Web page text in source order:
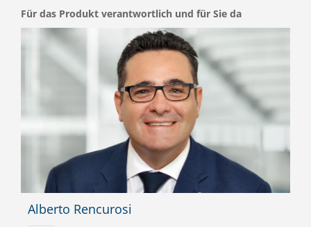
Für das Produkt verantwortlich und für Sie da
Alberto Rencurosi